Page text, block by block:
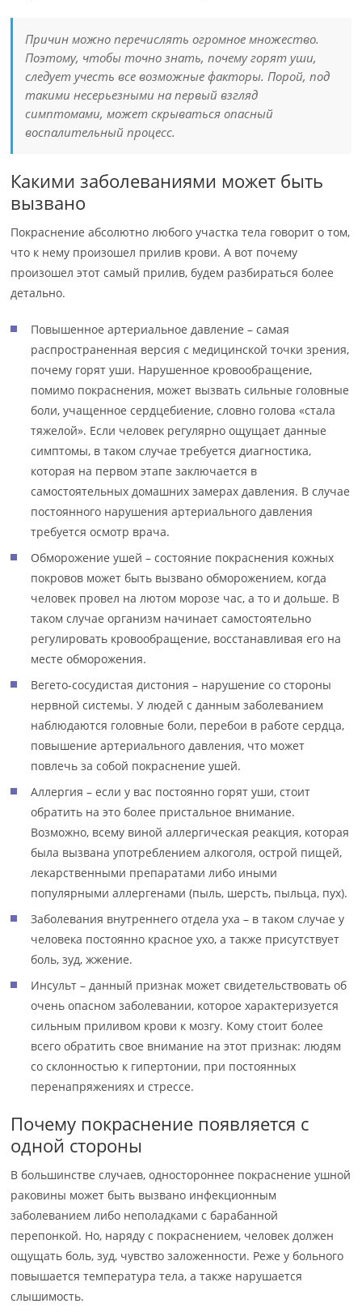
Причин можно перечислять огромное множество.
Поэтому, чтобы точно знать, почему горят уши,
следует учесть все возможные факторы. Порой, под
такими несерьезными на первый взгляд
симптомами, может скрываться опасный
воспалительный процесс.
Какими заболеваниями может быть
вызвано
Покраснение абсолютно любого участка тела говорит о том,
что к нему произошел прилив крови. А вот почему
произошел этот самый прилив, будем разбираться более
детально.
Повышенное артериальное давление – самая
распространенная версия с медицинской точки зрения,
почему горят уши. Нарушенное кровообращение,
помимо покраснения, может вызвать сильные головные
боли, учащенное сердцебиение, словно голова «стала
тяжелой». Если человек регулярно ощущает данные
симптомы, в таком случае требуется диагностика,
которая на первом этапе заключается в
самостоятельных домашних замерах давления. В случае
постоянного нарушения артериального давления
требуется осмотр врача.
Обморожение ушей – состояние покраснения кожных
покровов может быть вызвано обморожением, когда
человек провел на лютом морозе час, а то и дольше. В
таком случае организм начинает самостоятельно
регулировать кровообращение, восстанавливая его на
месте обморожения.
Вегето-сосудистая дистония – нарушение со стороны
нервной системы. У людей с данным заболеванием
наблюдаются головные боли, перебои в работе сердца,
повышение артериального давления, что может
повлечь за собой покраснение ушей.
Аллергия – если у вас постоянно горят уши, стоит
обратить на это более пристальное внимание.
Возможно, всему виной аллергическая реакция, которая
была вызвана употреблением алкоголя, острой пищей,
лекарственными препаратами либо иными
популярными аллергенами (пыль, шерсть, пыльца, пух).
Заболевания внутреннего отдела уха – в таком случае у
человека постоянно красное ухо, а также присутствует
боль, зуд, жжение.
Инсульт – данный признак может свидетельствовать об
очень опасном заболевании, которое характеризуется
сильным приливом крови к мозгу. Кому стоит более
всего обратить свое внимание на этот признак: людям
со склонностью к гипертонии, при постоянных
перенапряжениях и стрессе.
Почему покраснение появляется с
одной стороны
В большинстве случаев, одностороннее покраснение ушной
раковины может быть вызвано инфекционным
заболеванием либо неполадками с барабанной
перепонкой. Но, наряду с покраснением, человек должен
ощущать боль, зуд, чувство заложенности. Реже у больного
повышается температура тела, а также нарушается
слышимость.